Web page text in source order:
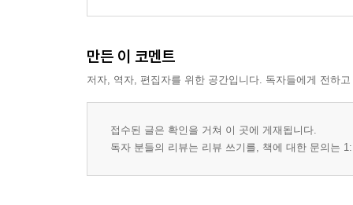
만든 이 코멘트
저자, 역자, 편집자를 위한 공간입니다. 독자들에게 전하
접수된 글은 확인을 거쳐 이 곳에 게재됩니다.
독자 분들의 리뷰는 리뷰 쓰기를, 책에 대한 문의는